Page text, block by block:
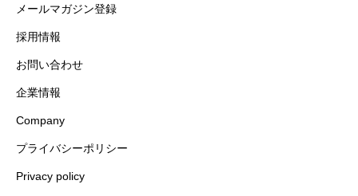
メールマガジン登録
採用情報
お問い合わせ
企業情報
Company
プライバシーポリシー
Privacy policy